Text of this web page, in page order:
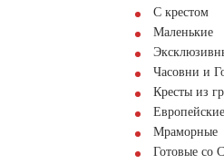
С крестом
Маленькие
Часовни и
Кресты из
Европейские
Мраморные
Готовые со